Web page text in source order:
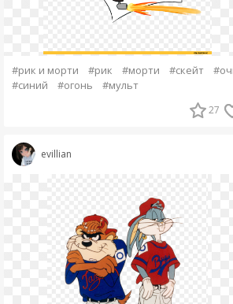
#рик и морти #рик #морти #скейт
#синий
#огонь #мульт
27
evillian